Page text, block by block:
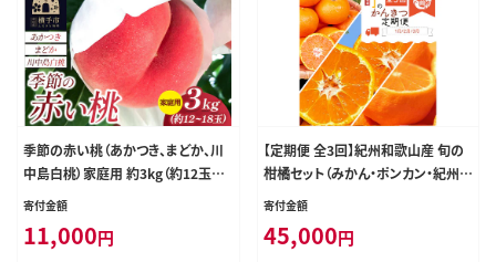
季節の赤い桃（あかつき、まどか、川
中島白桃）家庭用 約3kg（約12玉～1
8玉） 喜三郎農園 [秋田県 横手市 桃
寄付金額
11,000円
【定期便 全3回】紀州和歌山産 旬の
柑橘セット（みかん・ポンカン・紀州デ
コ）_G60-T43
寄付金額
45,000円